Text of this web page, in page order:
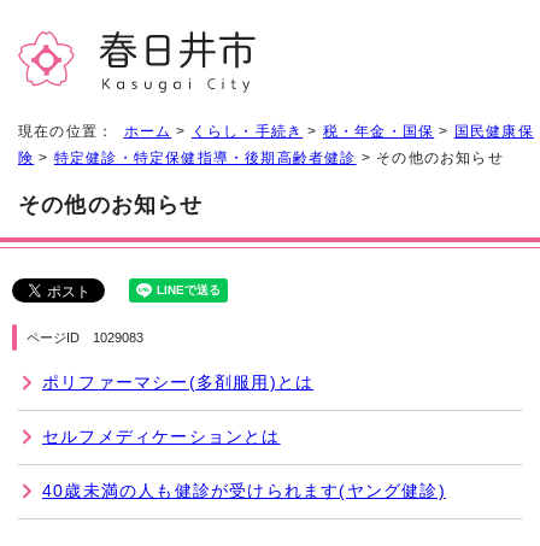
現在の位置： ホーム > くらし・手続き > 税・年金・国保 > 国民健康保
険 > 特定健診・特定保健指導・後期高齢者健診 > その他のお知らせ
その他のお知らせ
ページID 1029083
ポリファーマシー(多剤服用)とは
セルフメディケーションとは
40歳未満の人も健診が受けられます(ヤング健診)